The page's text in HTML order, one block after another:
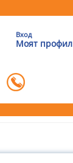
Вход
Моят профил